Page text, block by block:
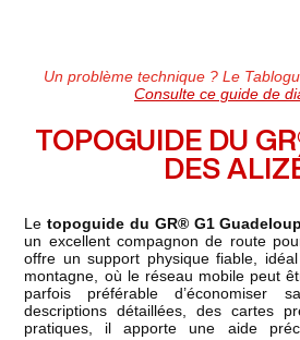
Un problème technique ? Le
Consulte ce guide de
TOPOGUIDE DU
DES
Letopoguide du GR® G1
un excellent compagnon de route
offre un support physique fiable,
montagne, où le réseau mobile peut
parfois préférable d’économiser
descriptions détaillées, des cartes
pratiques, il apporte une aide